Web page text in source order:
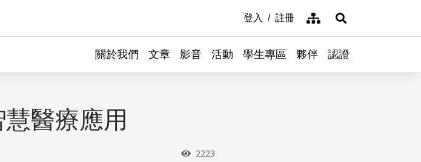
登入 註冊 網站導覽展開搜尋
關於我們 文章 影音 活動 學生專區 夥伴 認證
醫療應用
瀏覽次數
2223